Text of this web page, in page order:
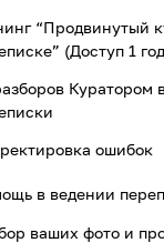
“Продвинутый
(Доступ 1
Куратором
ошибок
ваших фото и
в ведении